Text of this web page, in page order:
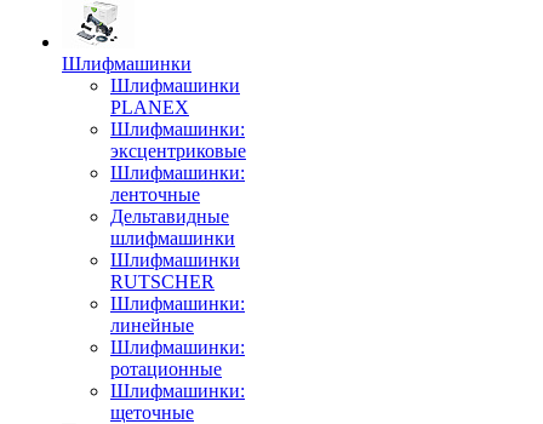
Шлифмашинки
Шлифмашинки
PLANEX
Шлифмашинки:
эксцентриковые
Шлифмашинки:
ленточные
Дельтавидные
шлифмашинки
Шлифмашинки
RUTSCHER
Шлифмашинки:
линейные
Шлифмашинки:
ротационные
Шлифмашинки:
щеточные